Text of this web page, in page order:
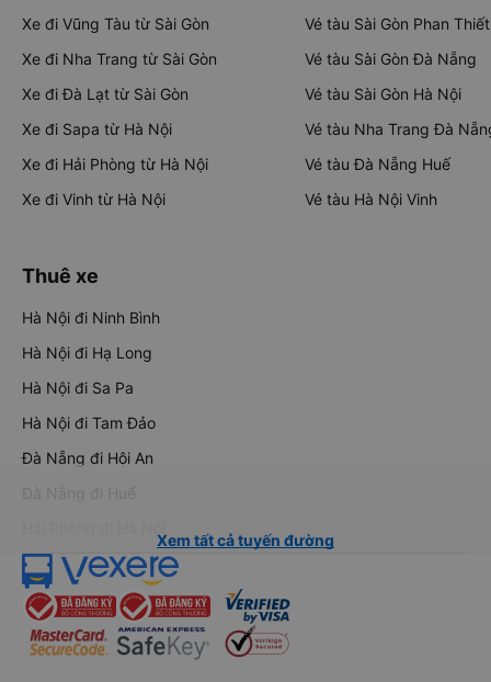
Xe đi Vũng Tàu từ Sài Gòn
Xe đi Nha Trang từ Sài Gòn
Xe đi Đà Lạt từ Sài Gòn
Xe đi Sapa từ Hà Nội
Xe đi Hải Phòng từ Hà Nội
Xe đi Vinh từ Hà Nội
Vé tàu Sài Gòn Phan Thiết
Vé tàu Sài Gòn Đà Nẵng
Vé tàu Sài Gòn Hà Nội
Vé tàu Nha Trang Đà
Vé tàu Đà Nẵng Huế
Vé tàu Hà Nội Vinh
Thuê xe
Hà Nội đi Ninh Bình
Hà Nội đi Hạ Long
Hà Nội đi Sa Pa
Hà Nội đi Tam Đảo
Đà Nẵng đi Hội An
Đà Nẵng đi Huế
Xem tất cả tuyến đường